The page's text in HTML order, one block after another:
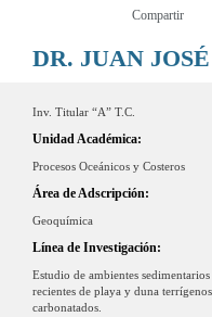
Compartir
DR. JUAN
Inv. Titular “A” T.C.
Unidad Académica:
Procesos Oceánicos y Costeros
Área de Adscripción:
Geoquímica
Línea de Investigación:
Estudio de ambientes sedimentarios
recientes de playa y duna
carbonatados.